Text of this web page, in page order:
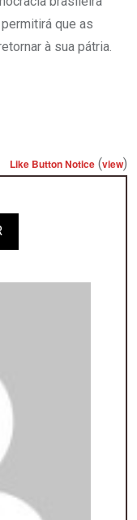
que as
à sua pátria.
Like Button Notice (view)